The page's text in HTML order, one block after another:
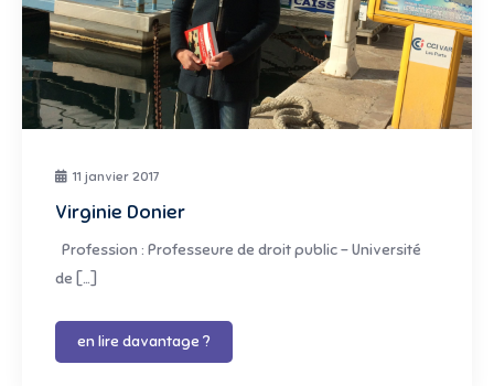
11 janvier 2017
Virginie Donier
Profession : Professeure de droit public – Université
de […]
en lire davantage ?